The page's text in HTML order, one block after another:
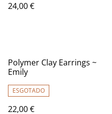
24,00 €
Polymer Clay Earrings ~
Emily
ESGOTADO
22,00 €